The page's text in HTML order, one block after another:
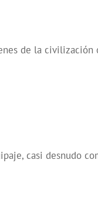
de la civilización
casi desnudo